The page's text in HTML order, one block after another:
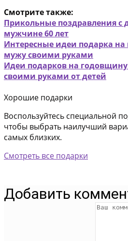
Смотрите также:
Прикольные поздравления с
мужчине 60 лет
Интересные идеи подарка
мужу своими руками
Идеи подарков на
своими руками от детей
Хорошие подарки
Воспользуйтесь специальной
чтобы выбрать наилучший
самых близких.
Смотреть все подарки
Добавить